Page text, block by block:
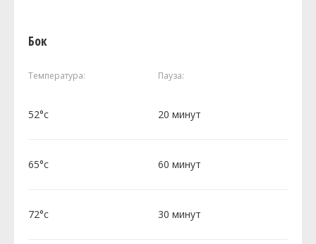
Бок
Температура: Пауза:
52°c 20 минут
65°c 60 минут
72°c 30 минут